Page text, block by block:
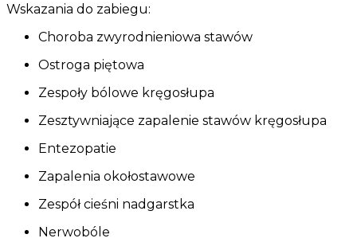
Wskazania do zabiegu:
Choroba zwyrodnieniowa stawów
Ostroga piętowa
Zespoły bólowe kręgosłupa
Zesztywniające zapalenie stawów kręgosłupa
Entezopatie
Zapalenia okołostawowe
Zespół cieśni nadgarstka
Nerwobóle